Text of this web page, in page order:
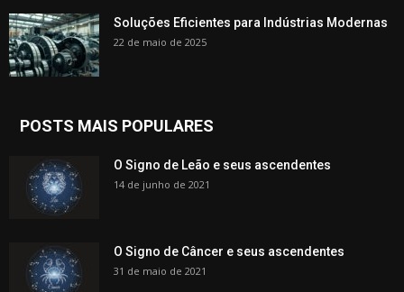
Soluções Eficientes para Indústrias Modernas
22 de maio de 2025
POSTS MAIS POPULARES
O Signo de Leão e seus ascendentes
14 de junho de 2021
O Signo de Câncer e seus ascendentes
31 de maio de 2021